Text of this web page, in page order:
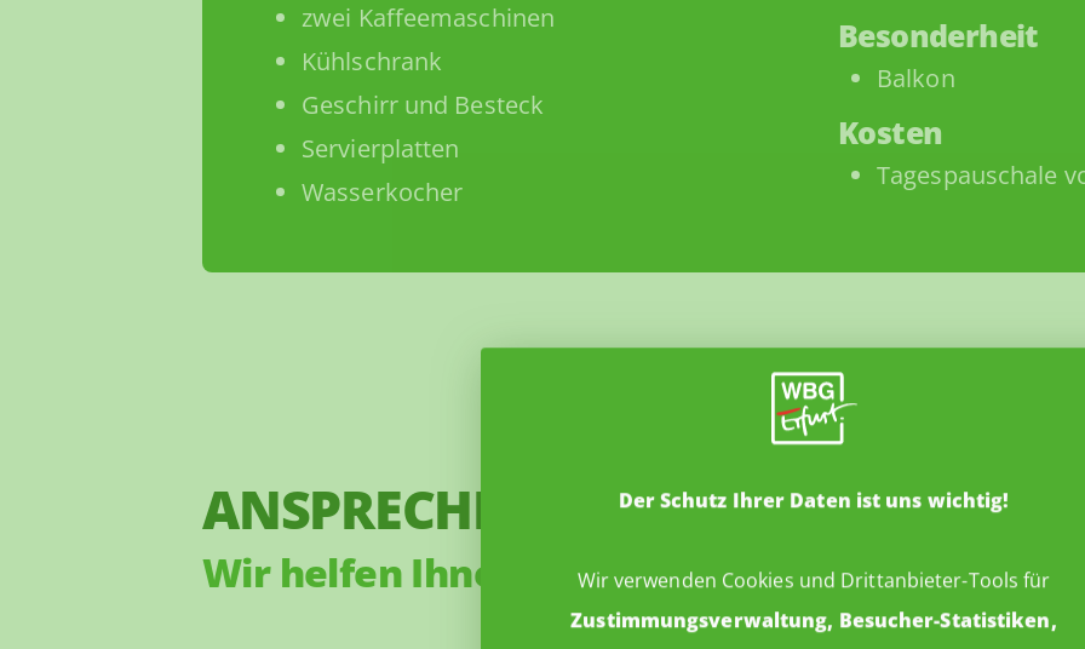
zwei Kaffeemaschinen
Kühlschrank
Geschirr und Besteck
Servierplatten
Wasserkocher
Besonderheit
Balkon
Kosten
Tagespauschale
ANSPRECHPARTNER
Wir helfen Ihnen weiter
Der Schutz Ihrer Daten ist uns wichtig!
Wir verwenden Cookies und Drittanbieter-Tools für
Zustimmungsverwaltung, Besucher-Statistiken,